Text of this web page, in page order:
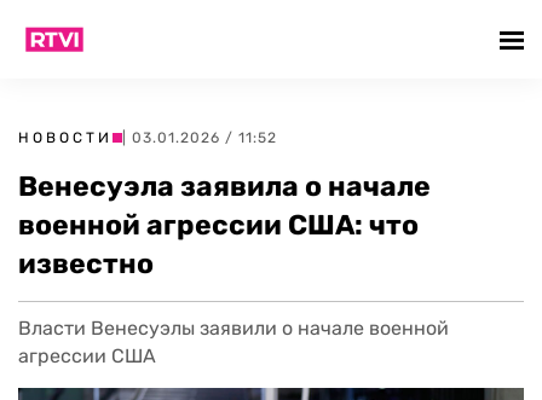
НОВОСТИ | 03.01.2026 / 11:52
Венесуэла заявила о начале
военной агрессии США: что
известно
Власти Венесуэлы заявили о начале военной
агрессии США